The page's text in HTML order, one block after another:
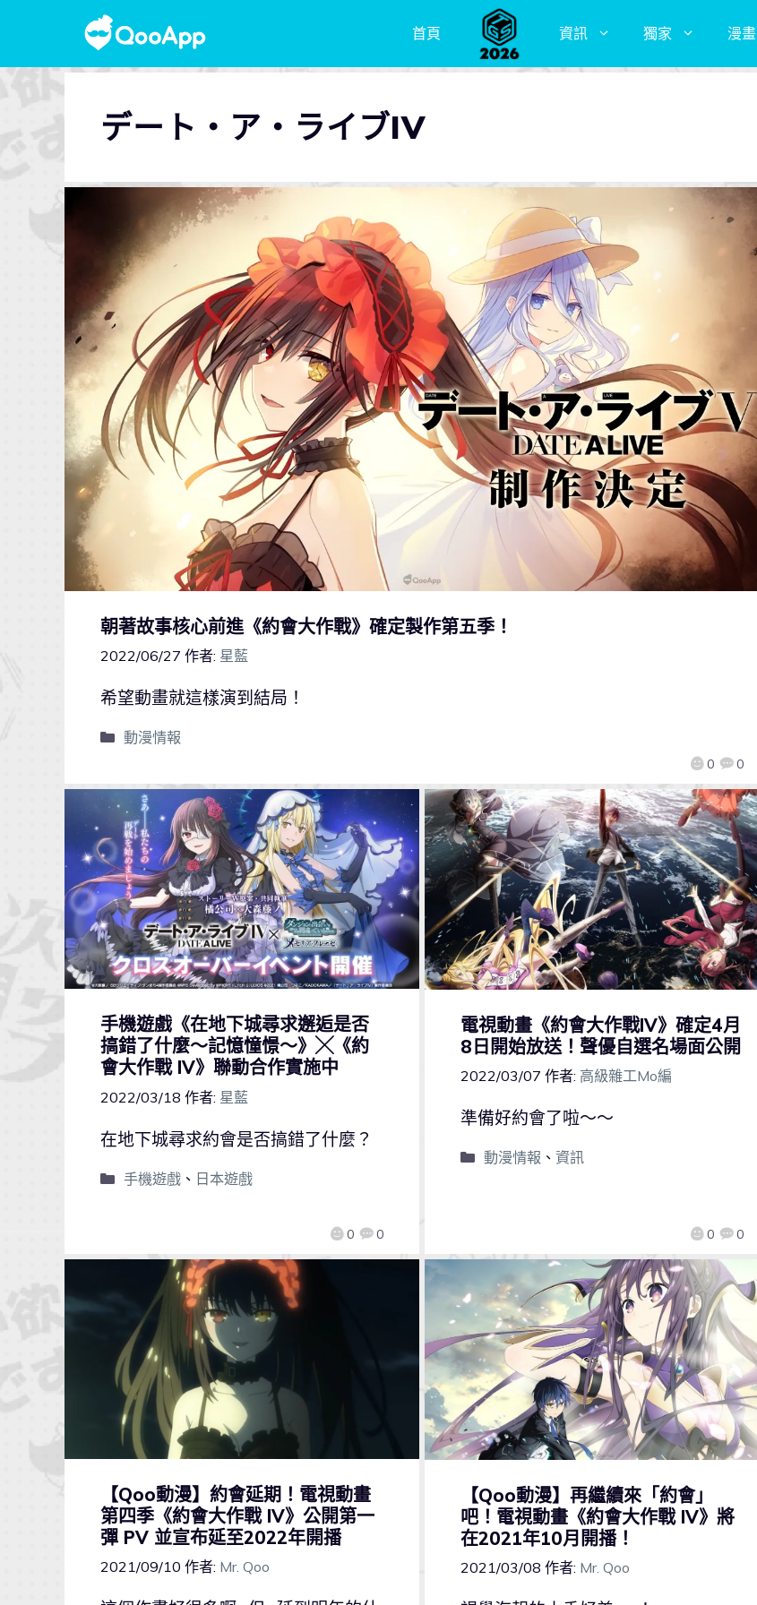
首頁 資訊 獨家 漫畫
デート・ア・ライブIV
朝著故事核心前進《約會大作戰》確定製作第五季！
2022/06/27 作者: 星藍
0 0
希望動畫就這樣演到結局！
動漫情報
手機遊戲《在地下城尋求邂逅是否
搞錯了什麼～記憶憧憬～》╳《約
會大作戰 IV》聯動合作實施中
2022/03/18 作者: 星藍
0 0
在地下城尋求約會是否搞錯了什麼？
手機遊戲、 日本遊戲
電視動畫《約會大作戰IV》確定4月
8日開始放送！聲優自選名場面公開
2022/03/07 作者: 高級雜工Mo編
0 0
準備好約會了啦～～
動漫情報 、 資訊
【Qoo動漫】約會延期！電視動畫
第四季《約會大作戰 IV》公開第一
彈 PV 並宣布延至2022年開播
2021/09/10 作者: Mr. Qoo
【Qoo動漫】再繼續來「約會」
吧！電視動畫《約會大作戰 IV》將
在2021年10月開播！
2021/03/08 作者: Mr. Qoo